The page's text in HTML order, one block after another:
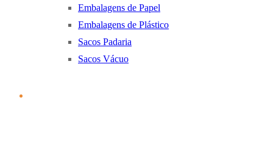
Embalagens de Papel
Embalagens de Plástico
Sacos Padaria
Sacos Vácuo